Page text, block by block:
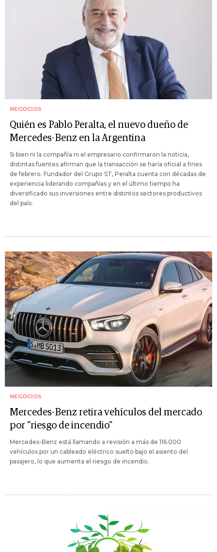
NEGOCIOS
Quién es Pablo Peralta, el nuevo dueño de
Mercedes-Benz en la Argentina
Si bien ni la compañía ni el empresario confirmaron la noticia,
distintas fuentes afirman que la transacción se haría oficial a fines
de febrero. Fundador del Grupo ST, Peralta cuenta con décadas de
experiencia liderando compañías y en el último tiempo ha
diversificado sus inversiones entre distintos sectores productivos
del país.
NEGOCIOS
Mercedes-Benz retira vehículos del mercado
por "riesgo de incendio"
Mercedes-Benz está llamando a revisión a más de 116.000
vehículos por un cableado eléctrico suelto bajo el asiento del
pasajero, lo que aumenta el riesgo de incendio.